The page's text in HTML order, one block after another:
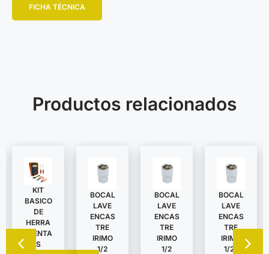
FICHA TÉCNICA
Productos relacionados
KIT
BASICO
DE
HERRA
MIENTA
S
BOCAL
LAVE
ENCAS
TRE
IRIMO
1/2
BOCAL
LAVE
ENCAS
TRE
IRIMO
1/2
BOCAL
LAVE
ENCAS
TRE
IRIMO
1/2″